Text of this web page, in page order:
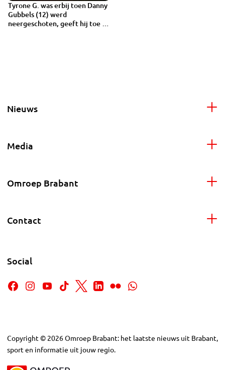
Tyrone G. was erbij toen Danny
Gubbels (12) werd
neergeschoten, geeft hij toe in
Nieuws
Media
Omroep Brabant
Contact
Social
Copyright © 2026Omroep Brabant: het laatste nieuws uit Brabant,
sport en informatie uit jouw regio.